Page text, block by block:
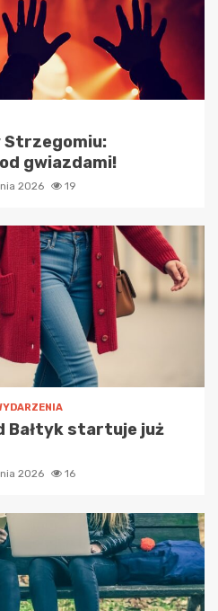
Strzegomiu:
gwiazdami!
2026 19
Bałtyk startuje już
2026 16